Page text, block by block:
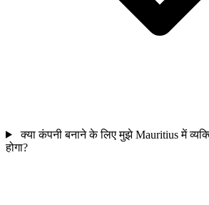
क्या कंपनी बनाने के लिए मुझे Mauritius में
होगा?